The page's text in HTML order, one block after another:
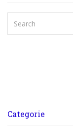
Categorie